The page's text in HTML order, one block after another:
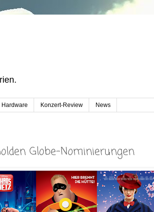
Hardware Konzert-Review News
Globe-Nominierungen